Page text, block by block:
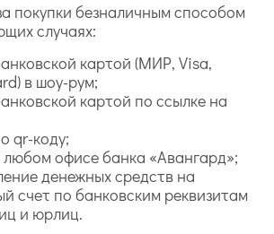
покупки безналичным способом
случаях:
картой (МИР, Visa,
в шоу-рум;
картой по ссылке на
qr-коду;
любом офисе банка «Авангард»;
денежных средств на
счет по банковским реквизитам
и юрлиц.